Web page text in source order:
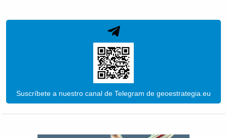
Suscríbete a nuestro canal de Telegram de geoestrategia.eu